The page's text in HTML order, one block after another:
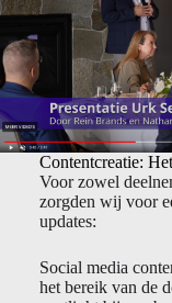
Contentcreatie:
Voor zowel
zorgden wij voor
updates:
Social media
het bereik van de